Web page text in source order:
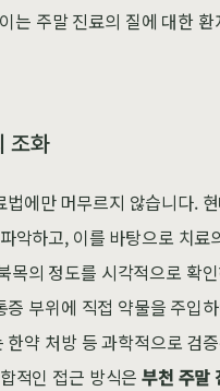
는 주말 진료의 질에 대한
조화
에만 머무르지 않습니다.
악하고, 이를 바탕으로 치료
목의 정도를 시각적으로 확
부위에 직접 약물을 주입
약 처방 등 과학적으로 검
적인 접근 방식은부천 주말